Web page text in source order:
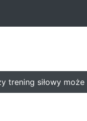
siłowy może